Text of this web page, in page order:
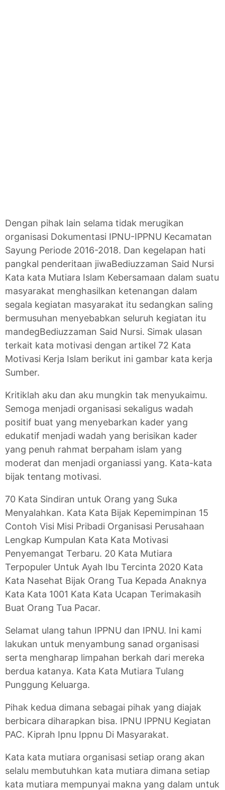
Dengan pihak lain selama tidak merugikan
organisasi Dokumentasi IPNU-IPPNU Kecamatan
Sayung Periode 2016-2018. Dan kegelapan hati
pangkal penderitaan jiwaBediuzzaman Said Nursi
Kata kata Mutiara Islam Kebersamaan dalam suatu
masyarakat menghasilkan ketenangan dalam
segala kegiatan masyarakat itu sedangkan saling
bermusuhan menyebabkan seluruh kegiatan itu
mandegBediuzzaman Said Nursi. Simak ulasan
terkait kata motivasi dengan artikel 72 Kata
Motivasi Kerja Islam berikut ini gambar kata kerja
Sumber.
Kritiklah aku dan aku mungkin tak menyukaimu.
Semoga menjadi organisasi sekaligus wadah
positif buat yang menyebarkan kader yang
edukatif menjadi wadah yang berisikan kader
yang penuh rahmat berpaham islam yang
moderat dan menjadi organiassi yang. Kata-kata
bijak tentang motivasi.
70 Kata Sindiran untuk Orang yang Suka
Menyalahkan. Kata Kata Bijak Kepemimpinan 15
Contoh Visi Misi Pribadi Organisasi Perusahaan
Lengkap Kumpulan Kata Kata Motivasi
Penyemangat Terbaru. 20 Kata Mutiara
Terpopuler Untuk Ayah Ibu Tercinta 2020 Kata
Kata Nasehat Bijak Orang Tua Kepada Anaknya
Kata Kata 1001 Kata Kata Ucapan Terimakasih
Buat Orang Tua Pacar.
Selamat ulang tahun IPPNU dan IPNU. Ini kami
lakukan untuk menyambung sanad organisasi
serta mengharap limpahan berkah dari mereka
berdua katanya. Kata Kata Mutiara Tulang
Punggung Keluarga.
Pihak kedua dimana sebagai pihak yang diajak
berbicara diharapkan bisa. IPNU IPPNU Kegiatan
PAC. Kiprah Ipnu Ippnu Di Masyarakat.
Kata kata mutiara organisasi setiap orang akan
selalu membutuhkan kata mutiara dimana setiap
kata mutiara mempunyai makna yang dalam untuk